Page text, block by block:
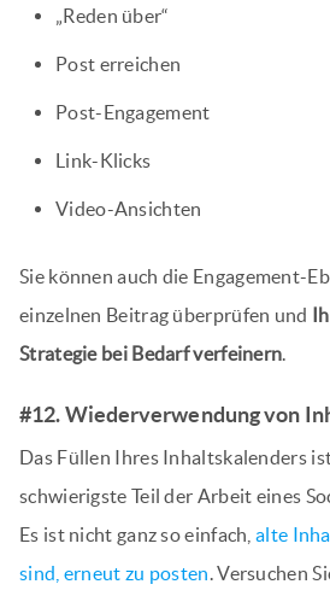
„Reden über“
Post erreichen
Post-Engagement
Link-Klicks
Video-Ansichten
Sie können auch die Engagement-
einzelnen Beitrag überprüfen und
Strategie bei Bedarf verfeinern.
#12. Wiederverwendung von
Das Füllen Ihres Inhaltskalenders
schwierigste Teil der Arbeit eines
Es ist nicht ganz so einfach,alte
sind, erneut zu posten. Versuchen